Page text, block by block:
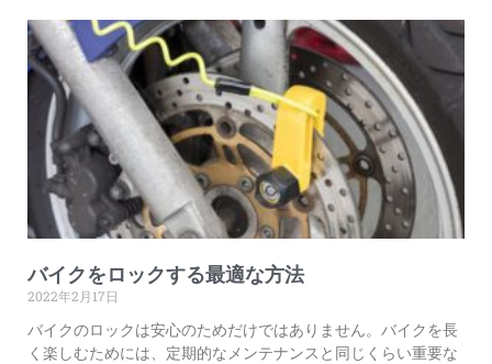
バイクをロックする最適な方法
2022年2月17日
バイクのロックは安心のためだけではありません。バイクを長
く楽しむためには、定期的なメンテナンスと同じくらい重要な